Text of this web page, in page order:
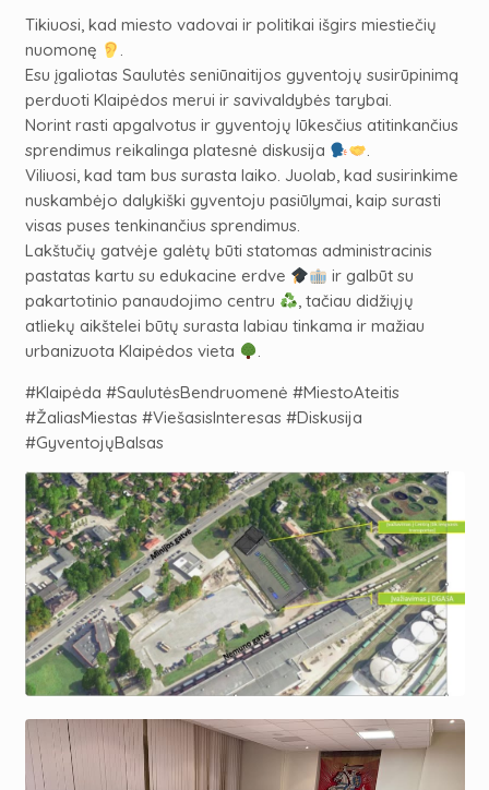
Tikiuosi, kad miesto vadovai ir politikai išgirs miestiečių
nuomonę
.
Esu įgaliotas Saulutės seniūnaitijos gyventojų susirūpinimą
perduoti Klaipėdos merui ir savivaldybės tarybai.
Norint rasti apgalvotus ir gyventojų lūkesčius atitinkančius
sprendimus reikalinga platesnė diskusija
.
Viliuosi, kad tam bus surasta laiko. Juolab, kad susirinkime
nuskambėjo dalykiški gyventoju pasiūlymai, kaip surasti
visas puses tenkinančius sprendimus.
Lakštučių gatvėje galėtų būti statomas administracinis
pastatas kartu su edukacine erdve
ir galbūt su
pakartotinio panaudojimo centru
, tačiau didžiųjų
atliekų aikštelei būtų surasta labiau tinkama ir mažiau
urbanizuota Klaipėdos vieta
.
#Klaipėda #SaulutėsBendruomenė #MiestoAteitis
#ŽaliasMiestas #ViešasisInteresas #Diskusija
#GyventojųBalsas